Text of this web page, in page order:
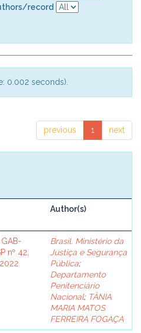
record
0.002 seconds).
previous 1 next
Author(s)
nº 42,
Brasil. Ministério da
Justiça e Segurança
Pública;
Departamento
Penitenciário
Nacional; TÂNIA
MARIA MATOS
FERREIRA FOGAÇA